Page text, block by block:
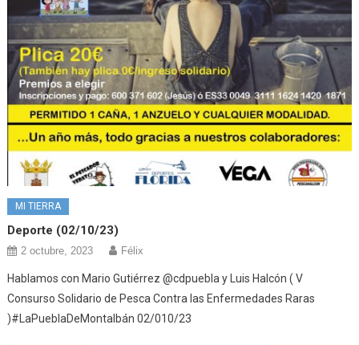
MI TIERRA
Deporte (02/10/23)
2 octubre, 2023 Félix
Hablamos con Mario Gutiérrez @cdpuebla y Luis Halcón ( V
Consurso Solidario de Pesca Contra las Enfermedades Raras
)#LaPueblaDeMontalbán 02/010/23